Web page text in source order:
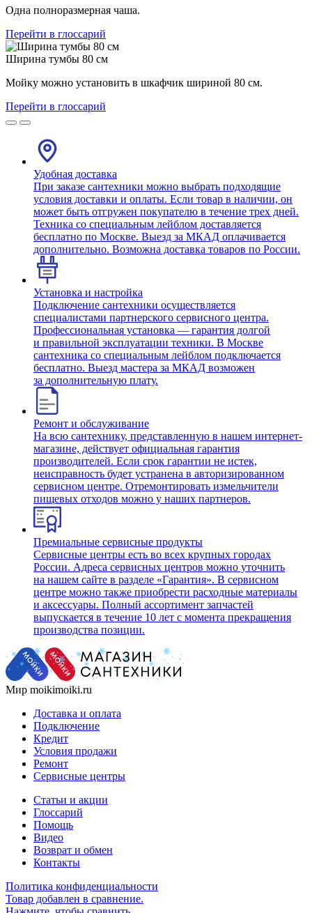
Одна полноразмерная чаша.
Перейти в глоссарий
Ширина тумбы 80 см
Мойку можно установить в шкафчик шириной 80 см.
Перейти в глоссарий
Удобная доставка
При заказе сантехники можно выбрать подходящие
условия доставки и оплаты. Если товар в наличии, он
может быть отгружен покупателю в течение трех дней.
Техника со специальным лейблом доставляется
бесплатно по Москве. Выезд за МКАД оплачивается
дополнительно. Возможна доставка товаров по России.
Установка и настройка
Подключение сантехники осуществляется
специалистами партнерского сервисного центра.
Профессиональная установка — гарантия долгой
и правильной эксплуатации техники. В Москве
сантехника со специальным лейблом подключается
бесплатно. Выезд мастера за МКАД возможен
за дополнительную плату.
Ремонт и обслуживание
На всю сантехнику, представленную в нашем интернет-
магазине, действует официальная гарантия
производителей. Если срок гарантии не истек,
неисправность будет устранена в авторизированном
сервисном центре. Отремонтировать измельчители
пищевых отходов можно у наших партнеров.
Премиальные сервисные продукты
Сервисные центры есть во всех крупных городах
России. Адреса сервисных центров можно уточнить
на нашем сайте в разделе «Гарантия». В сервисном
центре можно также приобрести расходные материалы
и аксессуары. Полный ассортимент запчастей
выпускается в течение 10 лет с момента прекращения
производства позиции.
Мир moikimoiki.ru
Доставка и оплата
Подключение
Кредит
Условия продажи
Ремонт
Сервисные центры
Статьи и акции
Глоссарий
Помощь
Видео
Возврат и обмен
Контакты
Политика конфиденциальности
Товар добавлен в сравнение.